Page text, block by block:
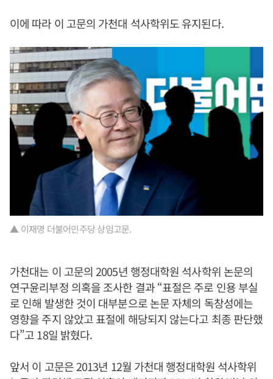
이에 따라 이 고문의 가천대 석사학위도 유지된다.
▲ 이재명 더불어민주당 상임고문.
가천대는 이 고문의 2005년 행정대학원 석사학위 논문의
연구윤리부정 의혹을 조사한 결과 “표절은 주로 인용 부실
로 인해 발생한 것이 대부분으로 논문 자체의 독창성에는
영향을 주지 않았고 표절에 해당되지 않는다고 최종 판단했
다”고 18일 밝혔다.
앞서 이 고문은 2013년 12월 가천대 행정대학원 석사학위